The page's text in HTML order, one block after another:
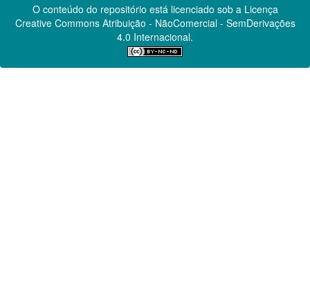
O conteúdo do repositório está licenciado sob a Licença
Creative CommonsAtribuição - NãoComercial - SemDerivações
4.0 Internacional.